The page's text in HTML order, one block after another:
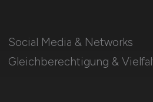
Social Media & Networks
Gleichberechtigung &